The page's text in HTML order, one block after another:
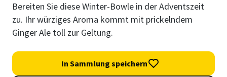
Bereiten Sie diese Winter-Bowle in der Adventszeit
zu. Ihr würziges Aroma kommt mit prickelndem
Ginger Ale toll zur Geltung.
In Sammlung speichern